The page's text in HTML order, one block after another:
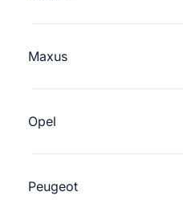
Maxus
Opel
Peugeot